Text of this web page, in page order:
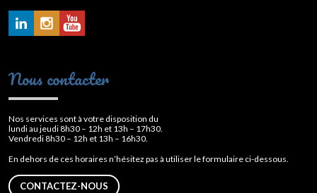
Nous contacter
Nos services sont à votre disposition du
lundi au jeudi 8h30 – 12h et 13h – 17h30.
Vendredi 8h30 – 12h et 13h – 16h30.
En dehors de ces horaires n’hésitez pas à utiliser le formulaire ci-dessous.
CONTACTEZ-NOUS